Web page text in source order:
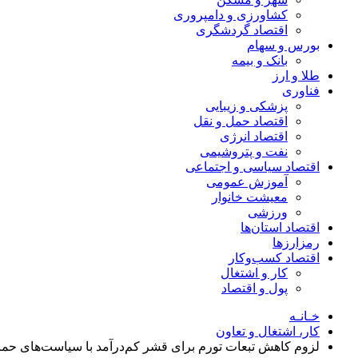
کشاورزی و دامپروری
اقتصاد گردشگری
بورس و سهام
بانک و بیمه
طلا و ارز
فناوری
پزشکی و زیبایی
اقتصاد حمل و نقل
اقتصاد انرژی
نفت و پتروشیمی
اقتصاد سیاسی و اجتماعی
آموزش عمومی
معیشت خانوار
ورزشی
اقتصاد استان‌ها
رمزارزها
اقتصاد کسب‌و‌کار
کار و اشتغال
پول و اقتصاد
خـانـه
کار، اشتغال و تعاون
لزوم کاهش تبعات تورم برای قشر کم‌درآمد با سیاست‌های